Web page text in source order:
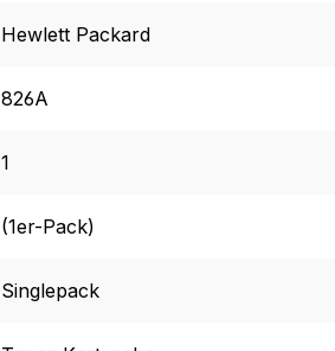
Hewlett Packard
826A
1
(1er-Pack)
Singlepack